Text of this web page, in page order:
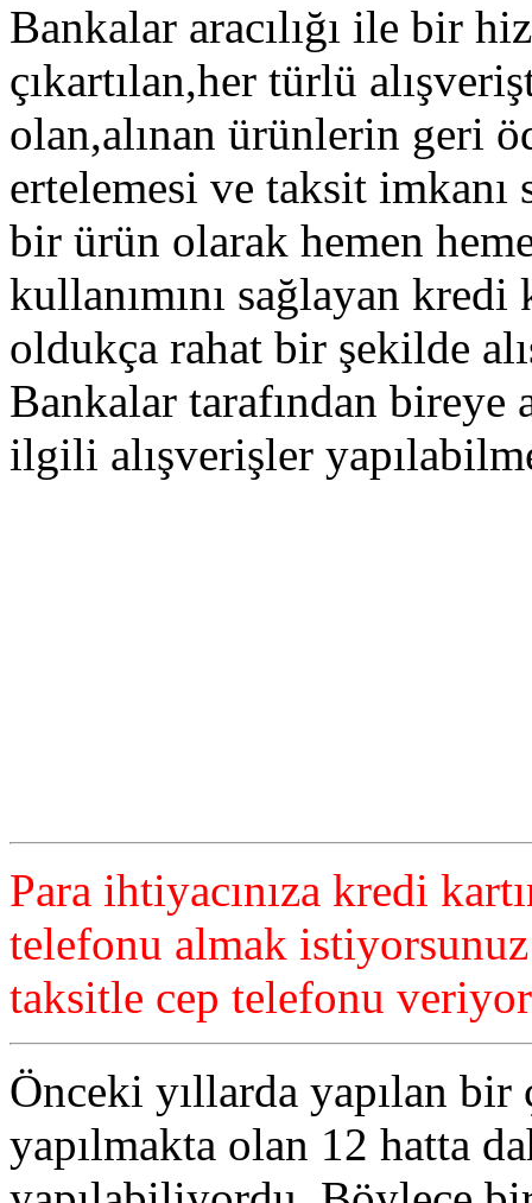
Bankalar aracılığı ile bir
çıkartılan,her türlü
olan,alınan ürünlerin geri
ertelemesi ve taksit
bir ürün olarak hemen
kullanımını sağlayan
oldukça rahat bir şekilde
Bankalar tarafından
ilgili alışverişler
Para ihtiyacınıza kredi
telefonu almak istiyorsunuz
taksitle cep telefonu
Önceki yıllarda yapılan bir
yapılmakta olan 12 hatta